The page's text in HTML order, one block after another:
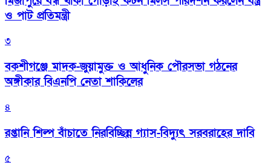
ও পাট প্রতিমন্ত্রী
৩
বকশীগঞ্জে মাদক-জুয়ামুক্ত ও আধুনিক পৌরসভা গঠনের
অঙ্গীকার বিএনপি নেতা শাকিলের
৪
রপ্তানি শিল্প বাঁচাতে নিরবিচ্ছিন্ন গ্যাস-বিদ্যুৎ সরবরাহের দাবি
৫